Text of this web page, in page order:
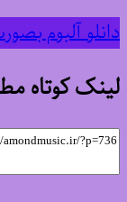
دانلو آلبوم
لینک کوتاه